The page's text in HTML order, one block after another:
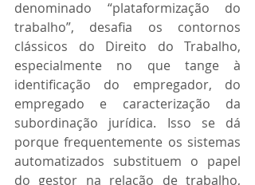
denominado “plataformização do
trabalho”, desafia os contornos
clássicos do Direito do Trabalho,
especialmente no que tange à
identificação do empregador, do
empregado e caracterização da
subordinação jurídica. Isso se dá
porque frequentemente os sistemas
automatizados substituem o papel
do gestor na relação de trabalho,